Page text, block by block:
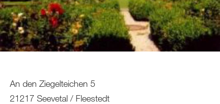
An den Ziegelteichen 5
21217 Seevetal / Fleestedt